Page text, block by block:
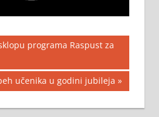
programa Raspust za
učenika u godini jubileja